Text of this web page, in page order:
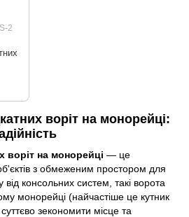
2
воріт на монорейці:
воріт на монорейці — це
з обмеженим простором для
від консольних систем, такі ворота
монорейці (найчастіше це кутник
зекономити місце та